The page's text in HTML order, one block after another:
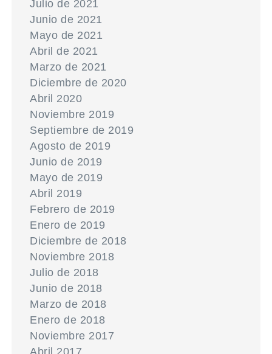
Julio de 2021
Junio de 2021
Mayo de 2021
Abril de 2021
Marzo de 2021
Diciembre de 2020
Abril 2020
Noviembre 2019
Septiembre de 2019
Agosto de 2019
Junio de 2019
Mayo de 2019
Abril 2019
Febrero de 2019
Enero de 2019
Diciembre de 2018
Noviembre 2018
Julio de 2018
Junio de 2018
Marzo de 2018
Enero de 2018
Noviembre 2017
Abril 2017